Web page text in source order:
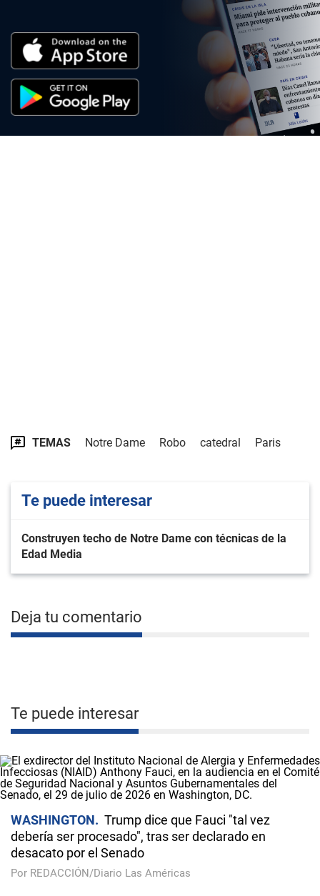
TEMAS Notre Dame Robo catedral Paris
Te puede interesar
Construyen techo de Notre Dame con técnicas de la
Edad Media
Deja tu comentario
Te puede interesar
WASHINGTON
Trump dice que Fauci "tal vez
debería ser procesado", tras ser declarado en
desacato por el Senado
Por REDACCIÓN/Diario Las Américas